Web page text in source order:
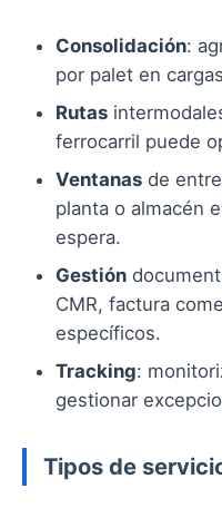
Consolidación:
por palet en
Rutas
ferrocarril puede
Ventanas de
planta o almacén
espera.
Gestión
CMR, factura
específicos.
Tracking:
gestionar
Tipos de